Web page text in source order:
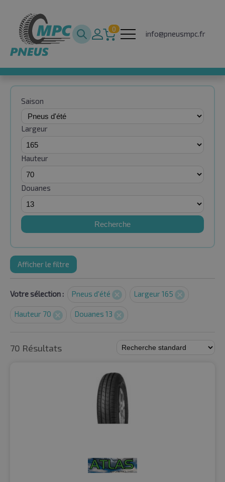
0
info@pneusmpc.fr
Saison
Largeur
Hauteur
Douanes
Recherche
Afficher le filtre
Votre sélection : Pneus d'été Largeur 165
Hauteur 70 Douanes 13
70 Résultats